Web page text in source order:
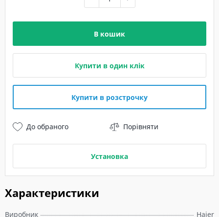
Характеристики
Виробник
Haier
В кошик
Купити в один клік
Купити в розстрочку
До обраного Порівняти
Установка